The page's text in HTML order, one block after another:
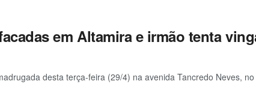
em Altamira e irmão tenta
desta terça-feira (29/4) na avenida Tancredo Neves,